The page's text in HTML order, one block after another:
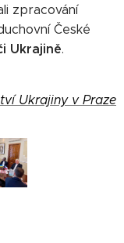
zpracování
České
Ukrajině.
Ukrajiny v Praze